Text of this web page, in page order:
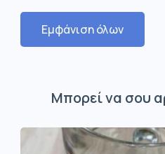
Εμφάνιση όλων
Μπορεί να σου